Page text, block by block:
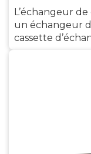
L’échangeur
un échangeur
cassette